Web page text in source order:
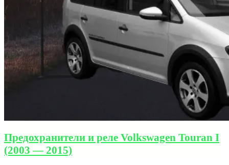
Предохранители и реле Volkswagen Touran I
(2003 — 2015)